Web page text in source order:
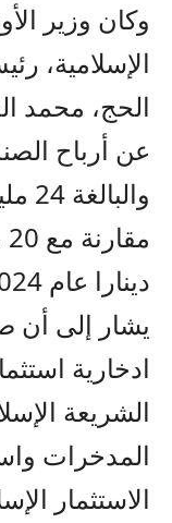
وكان وزير
الإسلامية،
الحج، محمد
دينارا عام 2024.
يشار إلى
ادخارية
الشريعة
المدخرات
الاستثمار